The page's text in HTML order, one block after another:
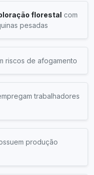
florestal com
pesadas
riscos de afogamento
trabalhadores
produção